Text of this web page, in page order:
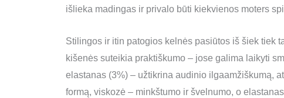
išlieka madingas ir privalo būti kiekvienos moters
Stilingos ir itin patogios kelnės pasiūtos iš šiek tiek
kišenės suteikia praktiškumo – jose galima laikyti
elastanas (3%) – užtikrina audinio ilgaamžiškumą,
formą, viskozė – minkštumo ir švelnumo, o